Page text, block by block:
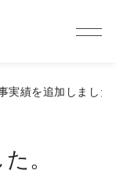
実績を追加しました
。